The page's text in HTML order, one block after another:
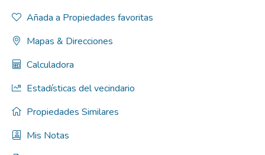
Añada a Propiedades favoritas
Mapas & Direcciones
Calculadora
Estadísticas del vecindario
Propiedades Similares
Mis Notas